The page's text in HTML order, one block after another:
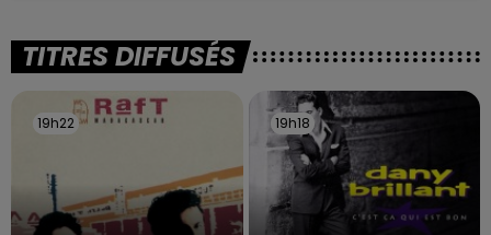
TITRES DIFFUSÉS
19h22
19h22 19h18
19h18